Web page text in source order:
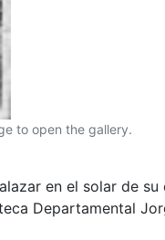
to open the gallery.
en el solar de su
Departamental